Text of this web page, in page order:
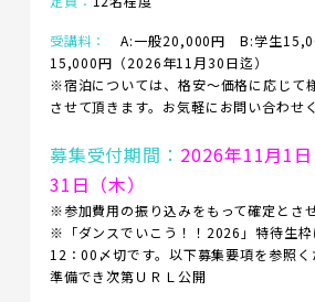
受講料：
A:一般20,000円 B:学生
15,000円（2026年11月30日迄）
※宿泊については、格安～価格に応じて
させて頂きます。お気軽にお問い合わせ
募集受付期間： 2026年11月1
31日（木）
※参加費用の振り込みをもって確定とさ
※「ダンスでいこう！！2026」特待生枠
12：00〆切です。以下募集要項を参照く
準備でき次第ＵＲＬ公開